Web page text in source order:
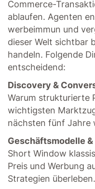
Commerce-
ablaufen. Agenten
werbeimmun und
dieser Welt sichtbar
handeln. Folgende
entscheidend:
Discovery &
Warum strukturierte
wichtigsten
nächsten fünf Jahre
Geschäftsmodelle
Short Window
Preis und Werbung
Strategien überleben.